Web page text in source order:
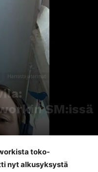
Harrastajatarinat
SM:issä
toko-
nyt alkusyksystä